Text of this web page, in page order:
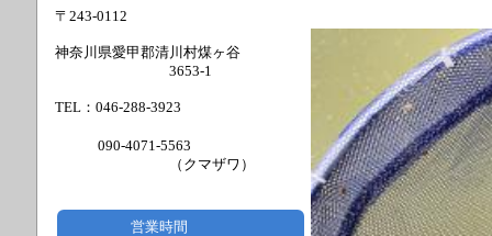
〒243-0112
神奈川県愛甲郡清川村煤ヶ谷
3653-1
TEL：046-288-3923
090-4071-5563
（クマザワ）
営業時間